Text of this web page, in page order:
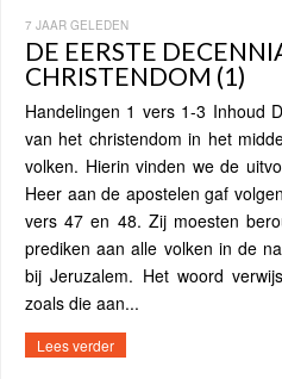
7 JAAR GELEDEN
DE EERSTE
CHRISTENDOM (1)
Handelingen 1 vers 1-3 Inhoud
van het christendom in het
volken. Hierin vinden we de
Heer aan de apostelen gaf
vers 47 en 48. Zij moesten
prediken aan alle volken in de
bij Jeruzalem. Het woord
zoals die aan...
Lees verder